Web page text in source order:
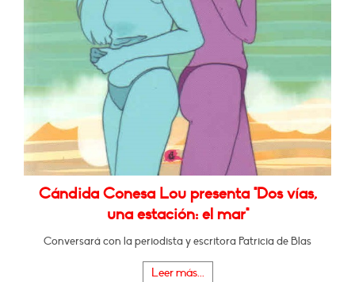
Cándida Conesa Lou presenta "Dos vías,
una estación: el mar"
Conversará con la periodista y escritora Patricia de Blas
Leer más...